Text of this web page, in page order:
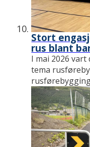
Stort
rus blant
I mai 2026
tema